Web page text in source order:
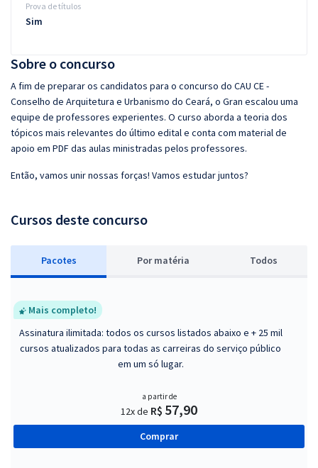
Sobre o concurso
A fim de preparar os candidatos para o concurso do CAU CE -
Conselho de Arquitetura e Urbanismo do Ceará, o Gran escalou uma
equipe de professores experientes. O curso aborda a teoria dos
tópicos mais relevantes do último edital e conta com material de
apoio em PDF das aulas ministradas pelos professores.
Então, vamos unir nossas forças! Vamos estudar juntos?
Cursos deste concurso
Pacotes Por matéria Todos
Mais completo!
Assinatura ilimitada: todos os cursos listados abaixo e + 25 mil
cursos atualizados para todas as carreiras do serviço público
em um só lugar.
a partir de
12x de R$ 57,90
Comprar
Prova de títulos
Sim